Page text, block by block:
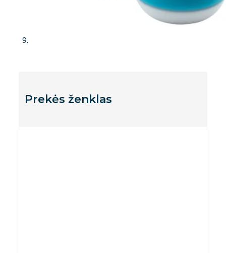
Prekės ženklas